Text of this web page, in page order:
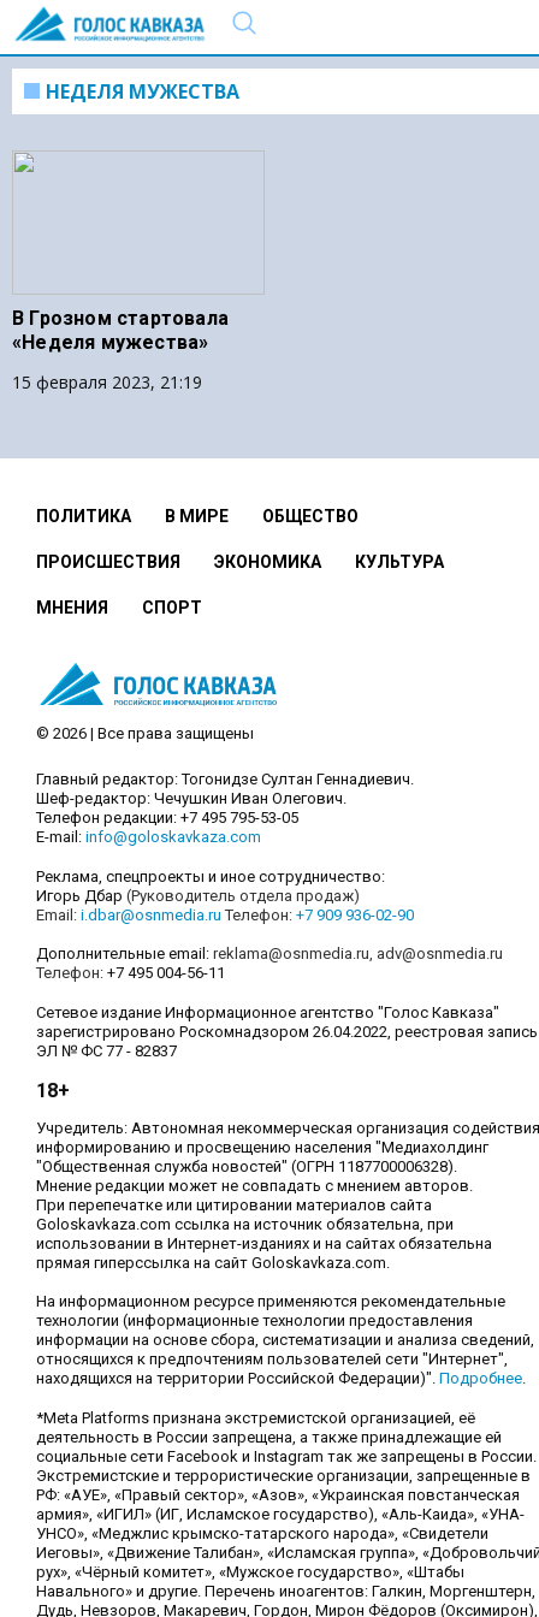
НЕДЕЛЯ МУЖЕСТВА
В Грозном стартовала
«Неделя мужества»
15 февраля 2023, 21:19
ПОЛИТИКА В МИРЕ ОБЩЕСТВО
ПРОИСШЕСТВИЯ ЭКОНОМИКА КУЛЬТУРА
МНЕНИЯ СПОРТ
© 2026 | Все права защищены
Главный редактор: Тогонидзе Султан Геннадиевич.
Шеф-редактор: Чечушкин Иван Олегович.
Телефон редакции: +7 495 795-53-05
E-mail: info@goloskavkaza.com
Реклама, спецпроекты и иное сотрудничество:
Игорь Дбар (Руководитель отдела продаж)
Email: i.dbar@osnmedia.ru Телефон: +7 909 936-02-90
Дополнительные email: reklama@osnmedia.ru, adv@osnmedia.ru
Телефон: +7 495 004-56-11
Сетевое издание Информационное агентство "Голос Кавказа"
зарегистрировано Роскомнадзором 26.04.2022, реестровая запись
ЭЛ № ФС 77 - 82837
18+
Учредитель: Автономная некоммерческая организация содействия
информированию и просвещению населения "Медиахолдинг
"Общественная служба новостей" (ОГРН 1187700006328).
Мнение редакции может не совпадать с мнением авторов.
При перепечатке или цитировании материалов сайта
Goloskavkaza.com ссылка на источник обязательна, при
использовании в Интернет-изданиях и на сайтах обязательна
прямая гиперссылка на сайт Goloskavkaza.com.
На информационном ресурсе применяются рекомендательные
технологии (информационные технологии предоставления
информации на основе сбора, систематизации и анализа сведений,
относящихся к предпочтениям пользователей сети "Интернет",
находящихся на территории Российской Федерации)". Подробнее.
*Meta Platforms признана экстремистской организацией, её
деятельность в России запрещена, а также принадлежащие ей
социальные сети Facebook и Instagram так же запрещены в России.
Экстремистские и террористические организации, запрещенные в
РФ: «АУЕ», «Правый сектор», «Азов», «Украинская повстанческая
армия», «ИГИЛ» (ИГ, Исламское государство), «Аль-Каида», «УНА-
УНСО», «Меджлис крымско-татарского народа», «Свидетели
Иеговы», «Движение Талибан», «Исламская группа»,
рух», «Чёрный комитет», «Мужское государство», «Штабы
Навального» и другие. Перечень иноагентов: Галкин, Моргенштерн,
Дудь, Невзоров, Макаревич, Гордон, Мирон Фёдоров (Оксимирон),